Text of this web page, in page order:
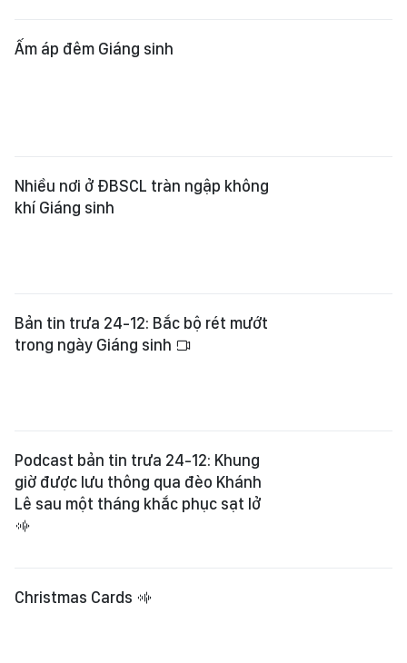
Ấm áp đêm Giáng sinh
Nhiều nơi ở ĐBSCL tràn ngập không
khí Giáng sinh
Bản tin trưa 24-12: Bắc bộ rét mướt
trong ngày Giáng sinh
Podcast bản tin trưa 24-12: Khung
giờ được lưu thông qua đèo Khánh
Lê sau một tháng khắc phục sạt lở
Christmas Cards